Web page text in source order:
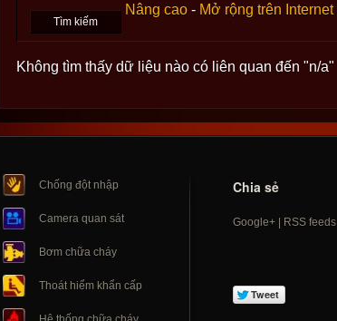
Nâng cao - Mở rộng trên Internet
Không tìm thấy dữ liệu nào có liên quan đến "n/a"
Chống đột nhập
Camera quan sát
Bơm chữa cháy
Thoát hiểm khẩn cấp
Chia sẻ
Google+| RSS feeds